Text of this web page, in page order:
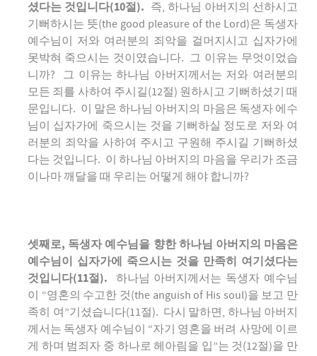
셨다는 것입니다(10절). 즉, 하나님 아버지의 선하시고
기뻐하시는 뜻(the good pleasure of the Lord)은 독생자
예수님이 저와 여러분의 죄악을 걸머지시고 십자가에
못박혀 죽으시는 것이였습니다. 그 이유는 무엇이었습
니까? 그 이유는 하나님 아버지께서는 저와 여러분의
모든 죄를 사하여 주시길(12절) 원하시고 기뻐하셨기 때
문입니다. 이 말은 하나님 아버지의 마음은 독생자 에수
님이 십자가에 죽으시는 것을 기뻐하실 정도로 저와 여
러분의 죄악을 사하여 주시고 구원해 주시길 기뻐하셨
다는 것입니다. 이 하나님 아버지의 마음을 우리가 조금
이나마 깨달을 때 우리는 어떻게 해야 합니까?
셋째로, 독생자 예수님을 향한 하나님 아버지의 마음은
예수님이 십자가에 죽으시는 것을 만족히 여기셨다는
것입니다(11절). 하나님 아버지께서는 독생자 예수님
이 “영혼의 수고한 것(the anguish of His soul)을 보고 만
족히 여”기셨습니다(11절). 다시 말하면, 하나님 아버지
께서는 독생자 예수님이 “자기 영혼을 버려 사망에 이르
게 하며 범죄자 중 하나로 헤아림을 입”는 것(12절)을 만